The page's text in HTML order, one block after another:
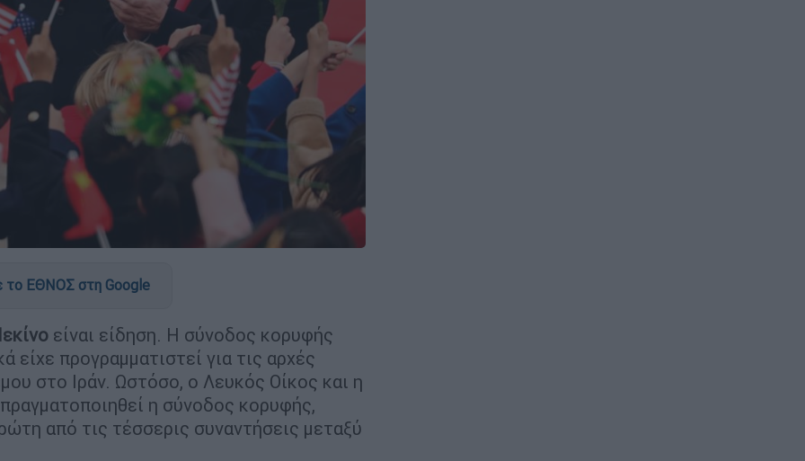
το ΕΘΝΟΣ στη Google
είναι είδηση. Η σύνοδος κορυφής
είχε προγραμματιστεί για τις αρχές
στο Ιράν. Ωστόσο, ο Λευκός Οίκος και η
η σύνοδος κορυφής,
από τις τέσσερις συναντήσεις μεταξύ